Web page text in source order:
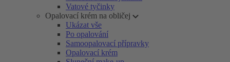
Vatové tyčinky
Opalovací krém na obličej
Ukázat vše
Po opalování
Samoopalovací přípravky
Opalovací krém